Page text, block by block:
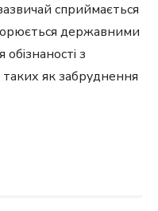
сприймається
державними
з
як забруднення